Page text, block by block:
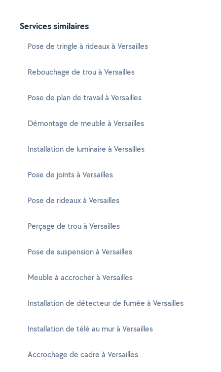
Services similaires
Pose de tringle à rideaux à Versailles
Rebouchage de trou à Versailles
Pose de plan de travail à Versailles
Démontage de meuble à Versailles
Installation de luminaire à Versailles
Pose de joints à Versailles
Pose de rideaux à Versailles
Perçage de trou à Versailles
Pose de suspension à Versailles
Meuble à accrocher à Versailles
Installation de détecteur de fumée à Versailles
Installation de télé au mur à Versailles
Accrochage de cadre à Versailles